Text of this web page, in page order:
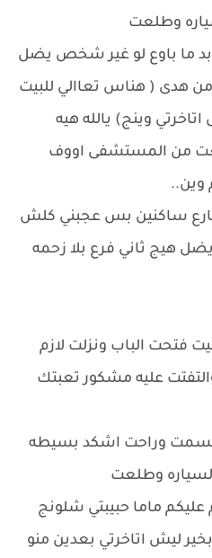
وطلعت
ما باوع لو غير شخص يضل
من هدى ( هناس تعاالي للبيت
وينج) يالله هيه
من المستشفى اووف
وين..
ساكنين بس عجبني كلش
هيج ثاني فرع بلا زحمه
فتحت الباب ونزلت لازم
عليه مشكور تعبتك
وراحت اشكد بسيطه
وطلعت
ماما حبيبتي شلونج
ليش اتاخرتي بعدين منو